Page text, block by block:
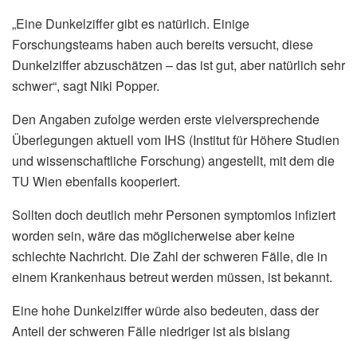
„Eine Dunkelziffer gibt es natürlich. Einige
Forschungsteams haben auch bereits versucht, diese
Dunkelziffer abzuschätzen – das ist gut, aber natürlich sehr
schwer“, sagt Niki Popper.
Den Angaben zufolge werden erste vielversprechende
Überlegungen aktuell vom IHS (Institut für Höhere Studien
und wissenschaftliche Forschung) angestellt, mit dem die
TU Wien ebenfalls kooperiert.
Sollten doch deutlich mehr Personen symptomlos infiziert
worden sein, wäre das möglicherweise aber keine
schlechte Nachricht. Die Zahl der schweren Fälle, die in
einem Krankenhaus betreut werden müssen, ist bekannt.
Eine hohe Dunkelziffer würde also bedeuten, dass der
Anteil der schweren Fälle niedriger ist als bislang